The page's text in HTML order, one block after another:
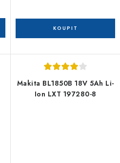
Makita BL1850B 18V 5Ah Li-
Ion LXT 197280-8